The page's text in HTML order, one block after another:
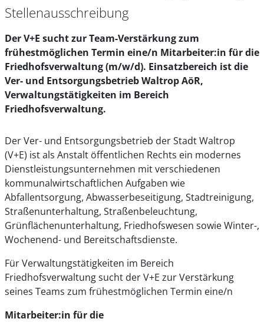
Stellenausschreibung
Der V+E sucht zur Team-Verstärkung zum
frühestmöglichen Termin eine/n Mitarbeiter:in für die
Friedhofsverwaltung (m/w/d). Einsatzbereich ist die
Ver- und Entsorgungsbetrieb Waltrop AöR,
Verwaltungstätigkeiten im Bereich
Friedhofsverwaltung.
Der Ver- und Entsorgungsbetrieb der Stadt Waltrop
(V+E) ist als Anstalt öffentlichen Rechts ein modernes
Dienstleistungsunternehmen mit verschiedenen
kommunalwirtschaftlichen Aufgaben wie
Abfallentsorgung, Abwasserbeseitigung, Stadtreinigung,
Straßenunterhaltung, Straßenbeleuchtung,
Grünflächenunterhaltung, Friedhofswesen sowie Winter-,
Wochenend- und Bereitschaftsdienste.
Für Verwaltungstätigkeiten im Bereich
Friedhofsverwaltung sucht der V+E zur Verstärkung
seines Teams zum frühestmöglichen Termin eine/n
Mitarbeiter:in für die